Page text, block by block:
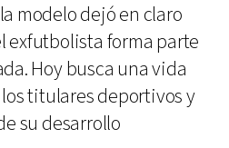
modelo dejó en claro
exfutbolista forma parte
Hoy busca una vida
titulares deportivos y
su desarrollo